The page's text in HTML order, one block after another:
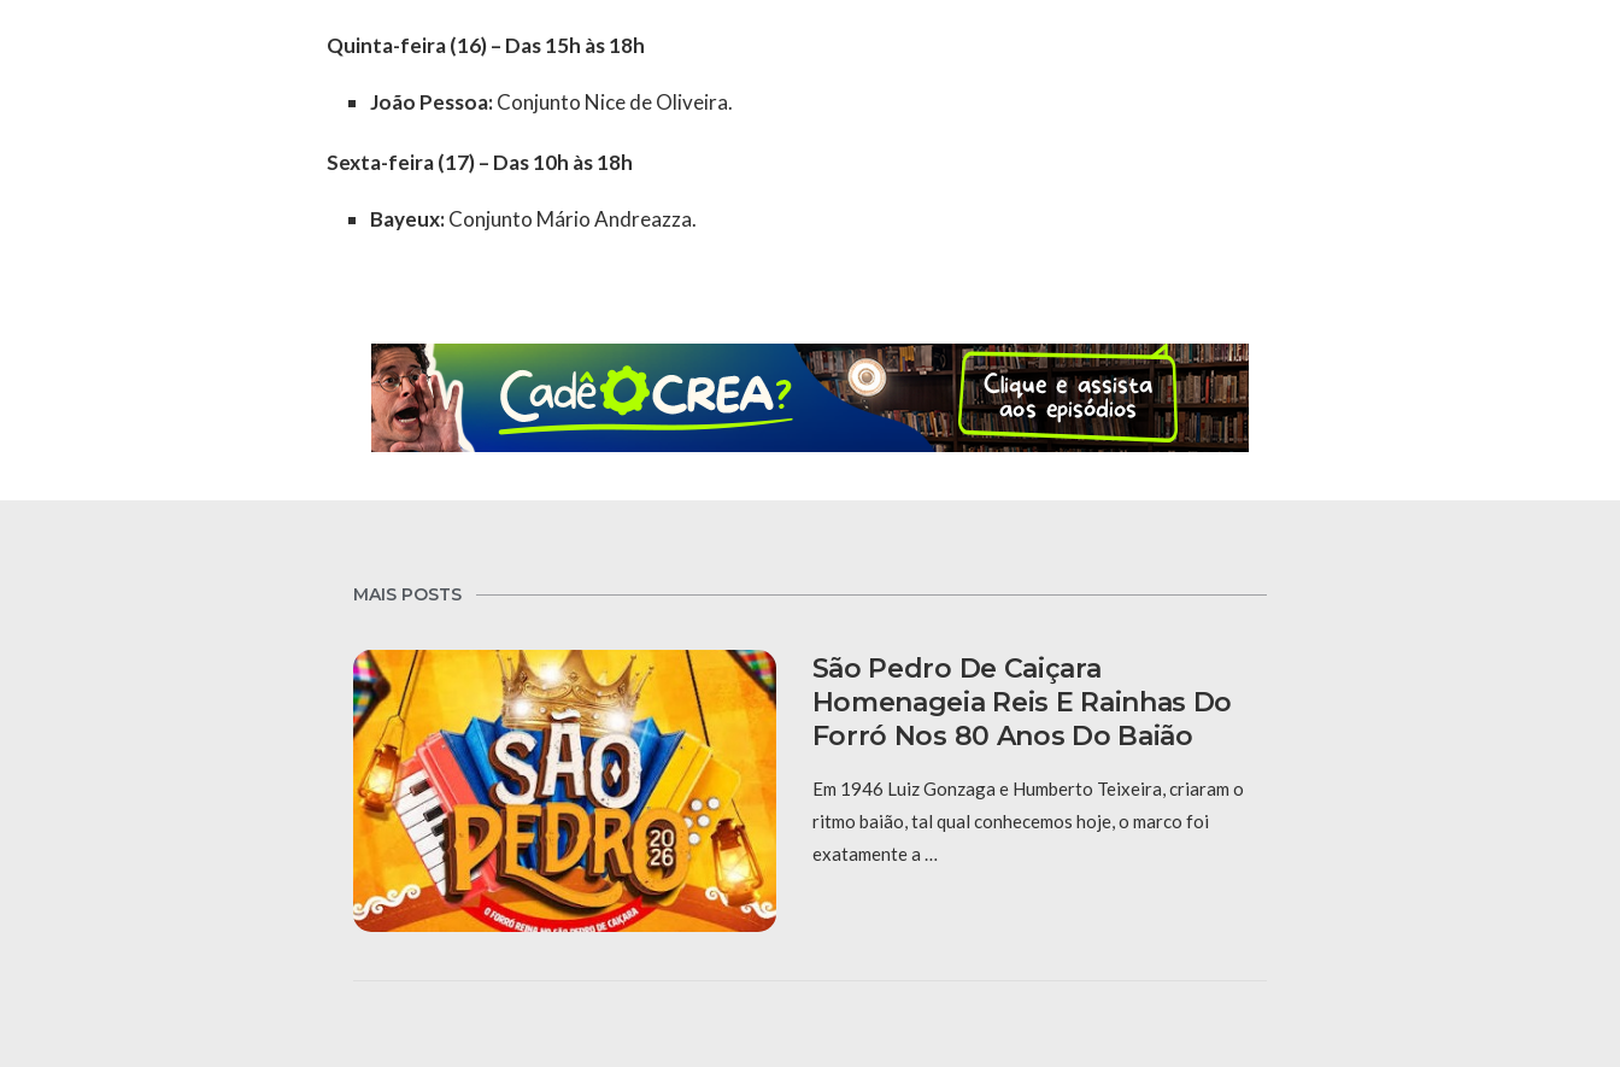
Quinta-feira (16) – Das 15h às 18h
João Pessoa:Conjunto Nice de Oliveira.
Sexta-feira (17) – Das 10h às 18h
Bayeux:Conjunto Mário Andreazza.
MAIS POSTS
São Pedro De Caiçara
Homenageia Reis E Rainhas Do
Forró Nos 80 Anos Do Baião
Em 1946 Luiz Gonzaga e Humberto Teixeira, criaram o
ritmo baião, tal qual conhecemos hoje, o marco foi
exatamente a …